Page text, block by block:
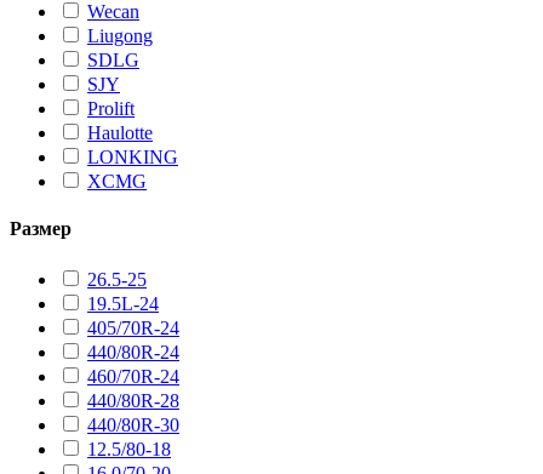
Wecan
Liugong
SDLG
SJY
Prolift
Haulotte
LONKING
XCMG
Размер
26.5-25
19.5L-24
405/70R-24
440/80R-24
460/70R-24
440/80R-28
440/80R-30
12.5/80-18